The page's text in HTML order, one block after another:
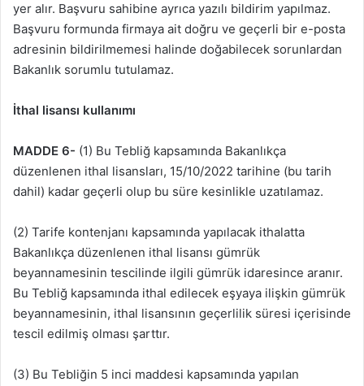
yer alır. Başvuru sahibine ayrıca yazılı bildirim yapılmaz.
Başvuru formunda firmaya ait doğru ve geçerli bir e-posta
adresinin bildirilmemesi halinde doğabilecek sorunlardan
Bakanlık sorumlu tutulamaz.
İthal lisansı kullanımı
MADDE 6- (1) Bu Tebliğ kapsamında Bakanlıkça
düzenlenen ithal lisansları, 15/10/2022 tarihine (bu tarih
dahil) kadar geçerli olup bu süre kesinlikle uzatılamaz.
(2) Tarife kontenjanı kapsamında yapılacak ithalatta
Bakanlıkça düzenlenen ithal lisansı gümrük
beyannamesinin tescilinde ilgili gümrük idaresince aranır.
Bu Tebliğ kapsamında ithal edilecek eşyaya ilişkin gümrük
beyannamesinin, ithal lisansının geçerlilik süresi içerisinde
tescil edilmiş olması şarttır.
(3) Bu Tebliğin 5 inci maddesi kapsamında yapılan